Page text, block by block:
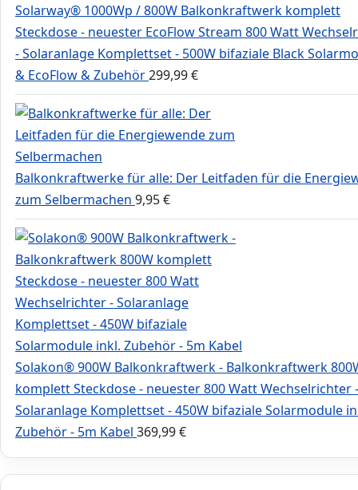
Solarway® 1000Wp / 800W Balkonkraftwerk komplett
Steckdose - neuester EcoFlow Stream 800 Watt
- Solaranlage Komplettset - 500W bifaziale Black
& EcoFlow & Zubehör299,99€
Balkonkraftwerke für alle: Der Leitfaden für die
zum Selbermachen 9,95€
Solakon® 900W Balkonkraftwerk - Balkonkraftwerk
komplett Steckdose - neuester 800 Watt Wechselrichter -
Solaranlage Komplettset - 450W bifaziale Solarmodule
Zubehör - 5m Kabel 369,99€